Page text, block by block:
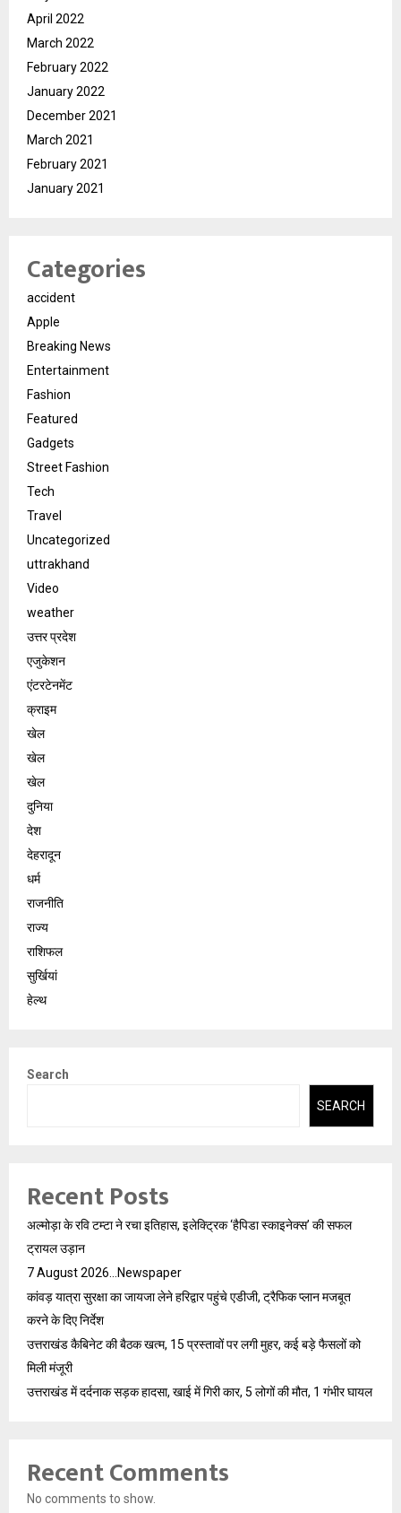
April 2022
March 2022
February 2022
January 2022
December 2021
March 2021
February 2021
January 2021
Categories
accident
Apple
Breaking News
Entertainment
Fashion
Featured
Gadgets
Street Fashion
Tech
Travel
Uncategorized
uttrakhand
Video
weather
उत्तर प्रदेश
एजुकेशन
एंटरटेनमेंट
क्राइम
खेल
खेल
खेल
दुनिया
देश
देहरादून
धर्म
राजनीति
राज्य
राशिफल
सुर्खियां
हेल्थ
Search
SEARCH
Recent Posts
अल्मोड़ा के रवि टम्टा ने रचा इतिहास, इलेक्ट्रिक ‘हैपिडा स्काइनेक्स’ की सफल
ट्रायल उड़ान
7 August 2026…Newspaper
कांवड़ यात्रा सुरक्षा का जायजा लेने हरिद्वार पहुंचे एडीजी, ट्रैफिक प्लान मजबूत
करने के दिए निर्देश
उत्तराखंड कैबिनेट की बैठक खत्म, 15 प्रस्तावों पर लगी मुहर, कई बड़े फैसलों को
मिली मंजूरी
उत्तराखंड में दर्दनाक सड़क हादसा, खाई में गिरी कार, 5 लोगों की मौत, 1 गंभीर घायल
Recent Comments
No comments to show.